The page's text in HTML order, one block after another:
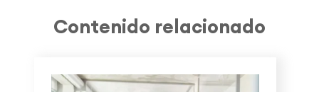
Contenido relacionado